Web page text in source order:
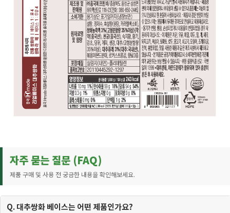
자주 묻는 질문 (FAQ)
제품 구매 및 사용 전 궁금한 내용을 확인해보세요.
Q. 대추쌍화 베이스는 어떤 제품인가요?